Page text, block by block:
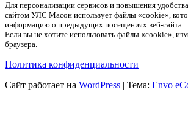
Для персонализации сервисов и повышения
сайтом УЛС Масон использует файлы «cookie»,
информацию о предыдущих посещениях веб-сайта.
Если вы не хотите использовать файлы «cookie»,
браузера.
Политика конфиденциальности
Сайт работает на WordPress | Тема: Envo